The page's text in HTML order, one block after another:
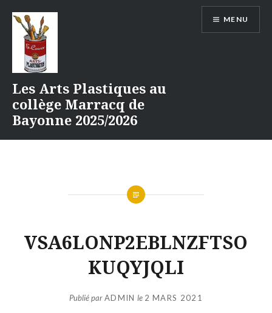
contenu
Les Arts Plastiques au
collège Marracq de
Bayonne 2025/2026
MENU
VSA6LONP2EBLNZFTSO
KUQYJQLI
Publié parADMIN le 2 MARS 2021